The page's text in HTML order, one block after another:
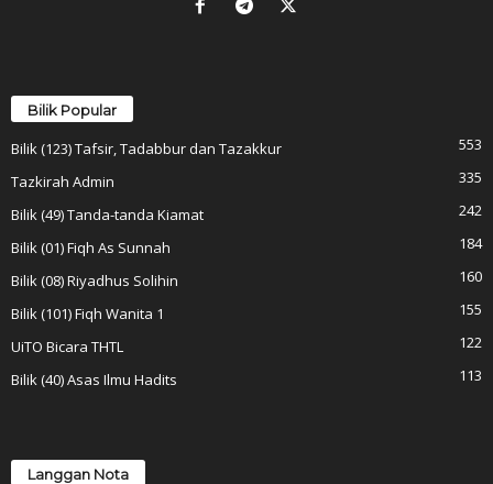
Bilik Popular
Bilik (123) Tafsir, Tadabbur dan Tazakkur
553
Tazkirah Admin
335
Bilik (49) Tanda-tanda Kiamat
242
Bilik (01) Fiqh As Sunnah
184
Bilik (08) Riyadhus Solihin
160
Bilik (101) Fiqh Wanita 1
155
UiTO Bicara THTL
122
Bilik (40) Asas Ilmu Hadits
113
Langgan Nota